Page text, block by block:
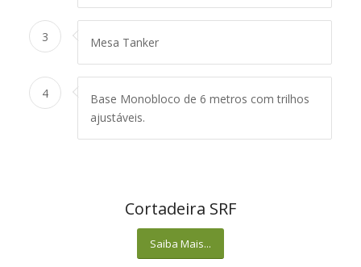
3 Mesa Tanker
4
Base Monobloco de 6 metros com trilhos
ajustáveis.
Cortadeira SRF
Saiba Mais...